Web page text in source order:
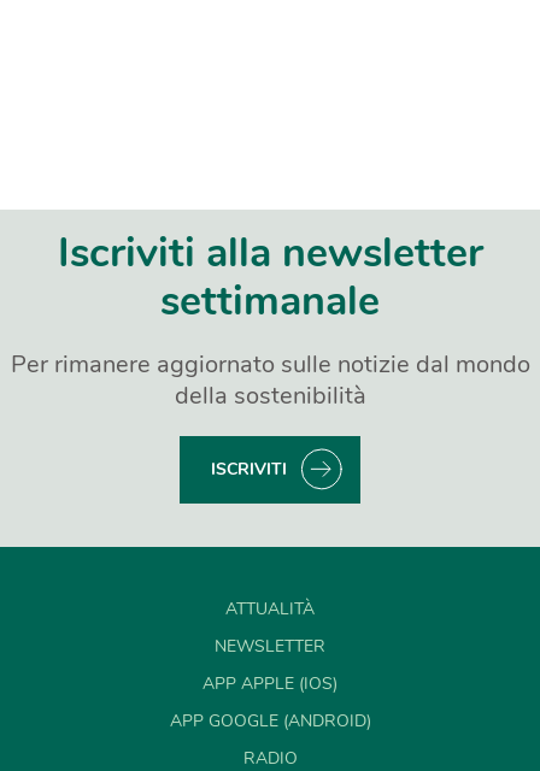
Iscriviti alla newsletter
settimanale
Per rimanere aggiornato sulle notizie dal mondo
della sostenibilità
ISCRIVITI
ATTUALITÀ
NEWSLETTER
APP APPLE (IOS)
APP GOOGLE (ANDROID)
RADIO